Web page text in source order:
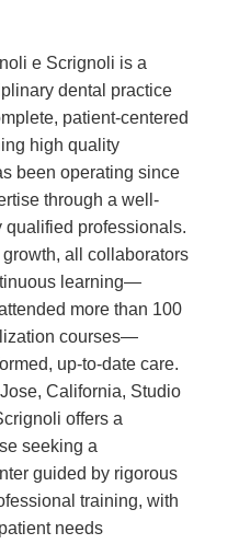
e Scrignoli is a
dental practice
patient-centered
high quality
been operating since
through a well-
qualified professionals.
all collaborators
learning—
more than 100
courses—
up-to-date care.
California, Studio
offers a
seeking a
guided by rigorous
training, with
needs